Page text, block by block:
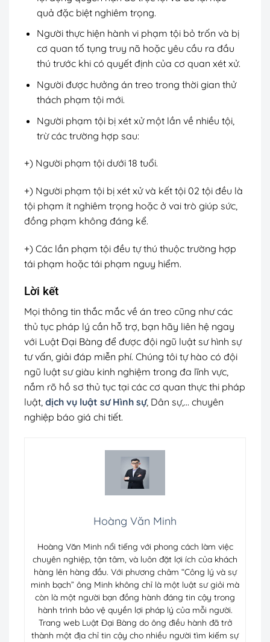
quả đặc biệt nghiêm trọng.
Người thực hiện hành vi phạm tội bỏ trốn và bị
cơ quan tố tụng truy nã hoặc yêu cầu ra đầu
thú trước khi có quyết định của cơ quan xét xử.
Người được hưởng án treo trong thời gian thử
thách phạm tội mới.
Người phạm tội bị xét xử một lần về nhiều tội,
trừ các trường hợp sau:
+) Người phạm tội dưới 18 tuổi.
+) Người phạm tội bị xét xử và kết tội 02 tội đều là
tội phạm ít nghiêm trọng hoặc ở vai trò giúp sức,
đồng phạm không đáng kể.
+) Các lần phạm tội đều tự thú thuộc trường hợp
tái phạm hoặc tái phạm nguy hiểm.
Lời kết
Mọi thông tin thắc mắc về án treo cũng như các
thủ tục pháp lý cần hỗ trợ, bạn hãy liên hệ ngay
với Luật Đại Bàng để được đội ngũ luật sư hình sự
tư vấn, giải đáp miễn phí. Chúng tôi tự hào có đội
ngũ luật sư giàu kinh nghiệm trong đa lĩnh vực,
nắm rõ hồ sơ thủ tục tại các cơ quan thực thi pháp
luật, dịch vụ luật sư Hình sự, Dân sự,… chuyên
nghiệp báo giá chi tiết.
Hoàng Văn Minh
Hoàng Văn Minh nổi tiếng với phong cách làm việc
chuyên nghiệp, tận tâm, và luôn đặt lợi ích của khách
hàng lên hàng đầu. Với phương châm “Công lý và sự
minh bạch” ông Minh không chỉ là một luật sư giỏi mà
còn là một người bạn đồng hành đáng tin cậy trong
hành trình bảo vệ quyền lợi pháp lý của mỗi người.
Trang web Luật Đại Bàng do ông điều hành đã trở
thành một địa chỉ tin cậy cho nhiều người tìm kiếm sự